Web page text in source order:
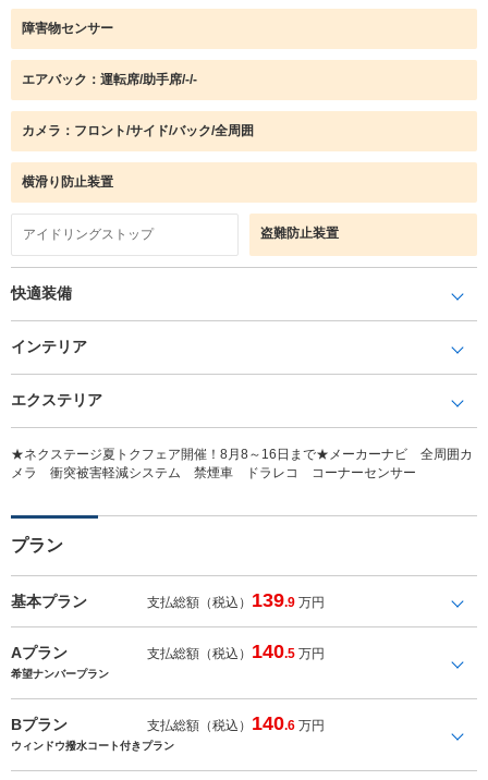
障害物センサー
エアバック：運転席/助手席/-/-
カメラ：フロント/サイド/バック/全周囲
横滑り防止装置
アイドリングストップ 盗難防止装置
快適装備
インテリア
エクステリア
★ネクステージ夏トクフェア開催！8月8～16日まで★メーカーナビ 全周囲カ
メラ 衝突被害軽減システム 禁煙車 ドラレコ コーナーセンサー
プラン
基本プラン 支払総額（税込） 139.9 万円
Aプラン 支払総額（税込） 140.5 万円
希望ナンバープラン
Bプラン 支払総額（税込） 140.6 万円
ウィンドウ撥水コート付きプラン